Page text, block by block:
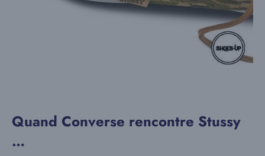
Quand Converse rencontre Stussy
…